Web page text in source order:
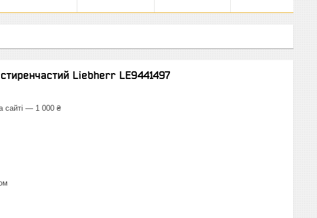
Liebherr LE9441497
сайті — 1 000 ₴